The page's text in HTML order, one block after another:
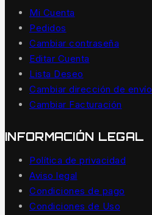
Mi Cuenta
Pedidos
Cambiar contraseña
Editar Cuenta
Lista Deseo
Cambiar dirección de envío
Cambiar Facturación
INFORMACIÓN LEGAL
Política de privacidad
Aviso legal
Condiciones de pago
Condiciones de Uso